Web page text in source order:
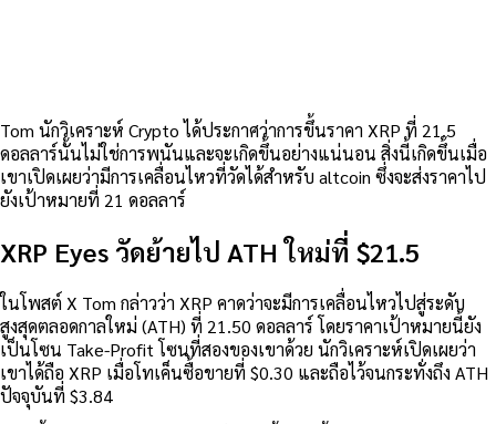
Tom นักวิเคราะห์ Crypto ได้ประกาศว่าการขึ้นราคา XRP ที่ 21.5
ดอลลาร์นั้นไม่ใช่การพนันและจะเกิดขึ้นอย่างแน่นอน สิ่งนี้เกิดขึ้นเมื่อ
เขาเปิดเผยว่ามีการเคลื่อนไหวที่วัดได้สำหรับ altcoin ซึ่งจะส่งราคาไป
ยังเป้าหมายที่ 21 ดอลลาร์
XRP Eyes วัดย้ายไป ATH ใหม่ที่ $21.5
ในโพสต์ X Tom กล่าวว่า XRP คาดว่าจะมีการเคลื่อนไหวไปสู่ระดับ
สูงสุดตลอดกาลใหม่ (ATH) ที่ 21.50 ดอลลาร์ โดยราคาเป้าหมายนี้ยัง
เป็นโซน Take-Profit โซนที่สองของเขาด้วย นักวิเคราะห์เปิดเผยว่า
เขาได้ถือ XRP เมื่อโทเค็นซื้อขายที่ $0.30 และถือไว้จนกระทั่งถึง ATH
ปัจจุบันที่ $3.84